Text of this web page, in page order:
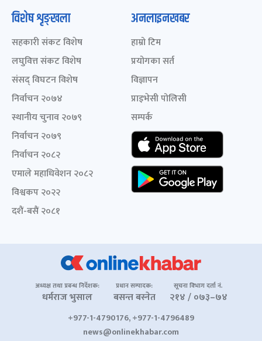
विशेष शृङ्खला
सहकारी संकट विशेष
लघुवित्त संकट विशेष
संसद् विघटन विशेष
निर्वाचन २०७४
स्थानीय चुनाव २०७९
निर्वाचन २०७९
निर्वाचन २०८२
एमाले महाधिवेशन २०८२
विश्वकप २०२२
दशैं-बसैं २०८१
अनलाइनखबर
हाम्रो टिम
प्रयोगका सर्त
विज्ञापन
प्राइभेसी पोलिसी
सम्पर्क
अध्यक्ष तथा प्रबन्ध निर्देशक:
धर्मराज भुसाल
प्रधान सम्पादक:
बसन्त बस्नेत
सूचना विभाग दर्ता नं.
२१४ / ०७३–७४
+977-1-4790176, +977-1-4796489
news@onlinekhabar.com